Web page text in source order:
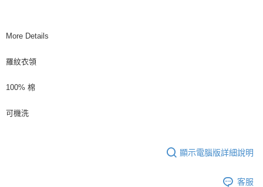
More Details
羅紋衣領
100% 棉
可機洗
顯示電腦版詳細說明
客服